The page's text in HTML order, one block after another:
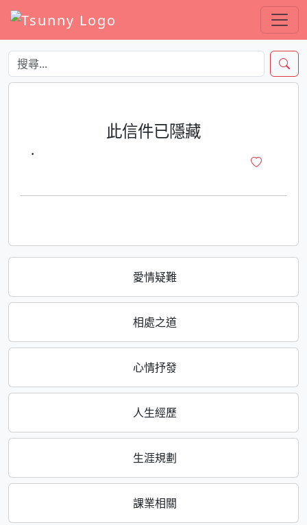
愛情疑難
相處之道
心情抒發
人生經歷
生涯規劃
課業相關
此信件已隱藏
·